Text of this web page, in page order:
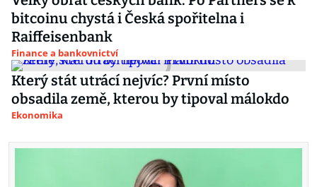
bitcoinu chystá i Česká spořitelna i
Raiffeisenbank
Finance a bankovnictví
Který stát utrácí nejvíc? První místo
obsadila země, kterou by tipoval málokdo
Ekonomika